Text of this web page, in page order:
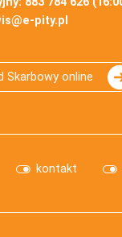
pity.pl
Skarbowy online
kontakt